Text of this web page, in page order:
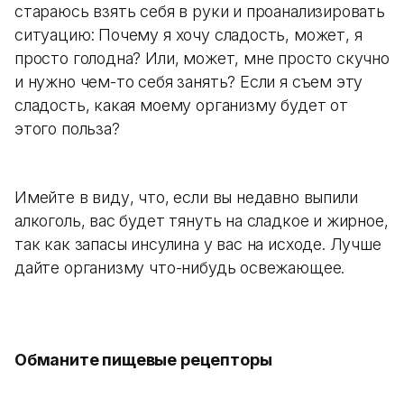
стараюсь взять себя в руки и проанализировать
ситуацию: Почему я хочу сладость, может, я
просто голодна? Или, может, мне просто скучно
и нужно чем-то себя занять? Если я съем эту
сладость, какая моему организму будет от
этого польза?
Имейте в виду, что, если вы недавно выпили
алкоголь, вас будет тянуть на сладкое и жирное,
так как запасы инсулина у вас на исходе. Лучше
дайте организму что-нибудь освежающее.
Обманите пищевые рецепторы